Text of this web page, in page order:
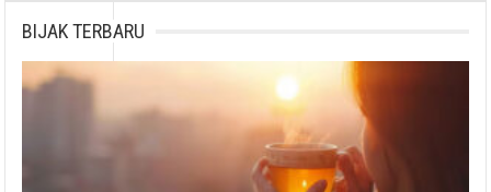
BIJAK TERBARU